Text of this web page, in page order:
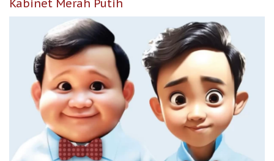
Kabinet Merah Putih